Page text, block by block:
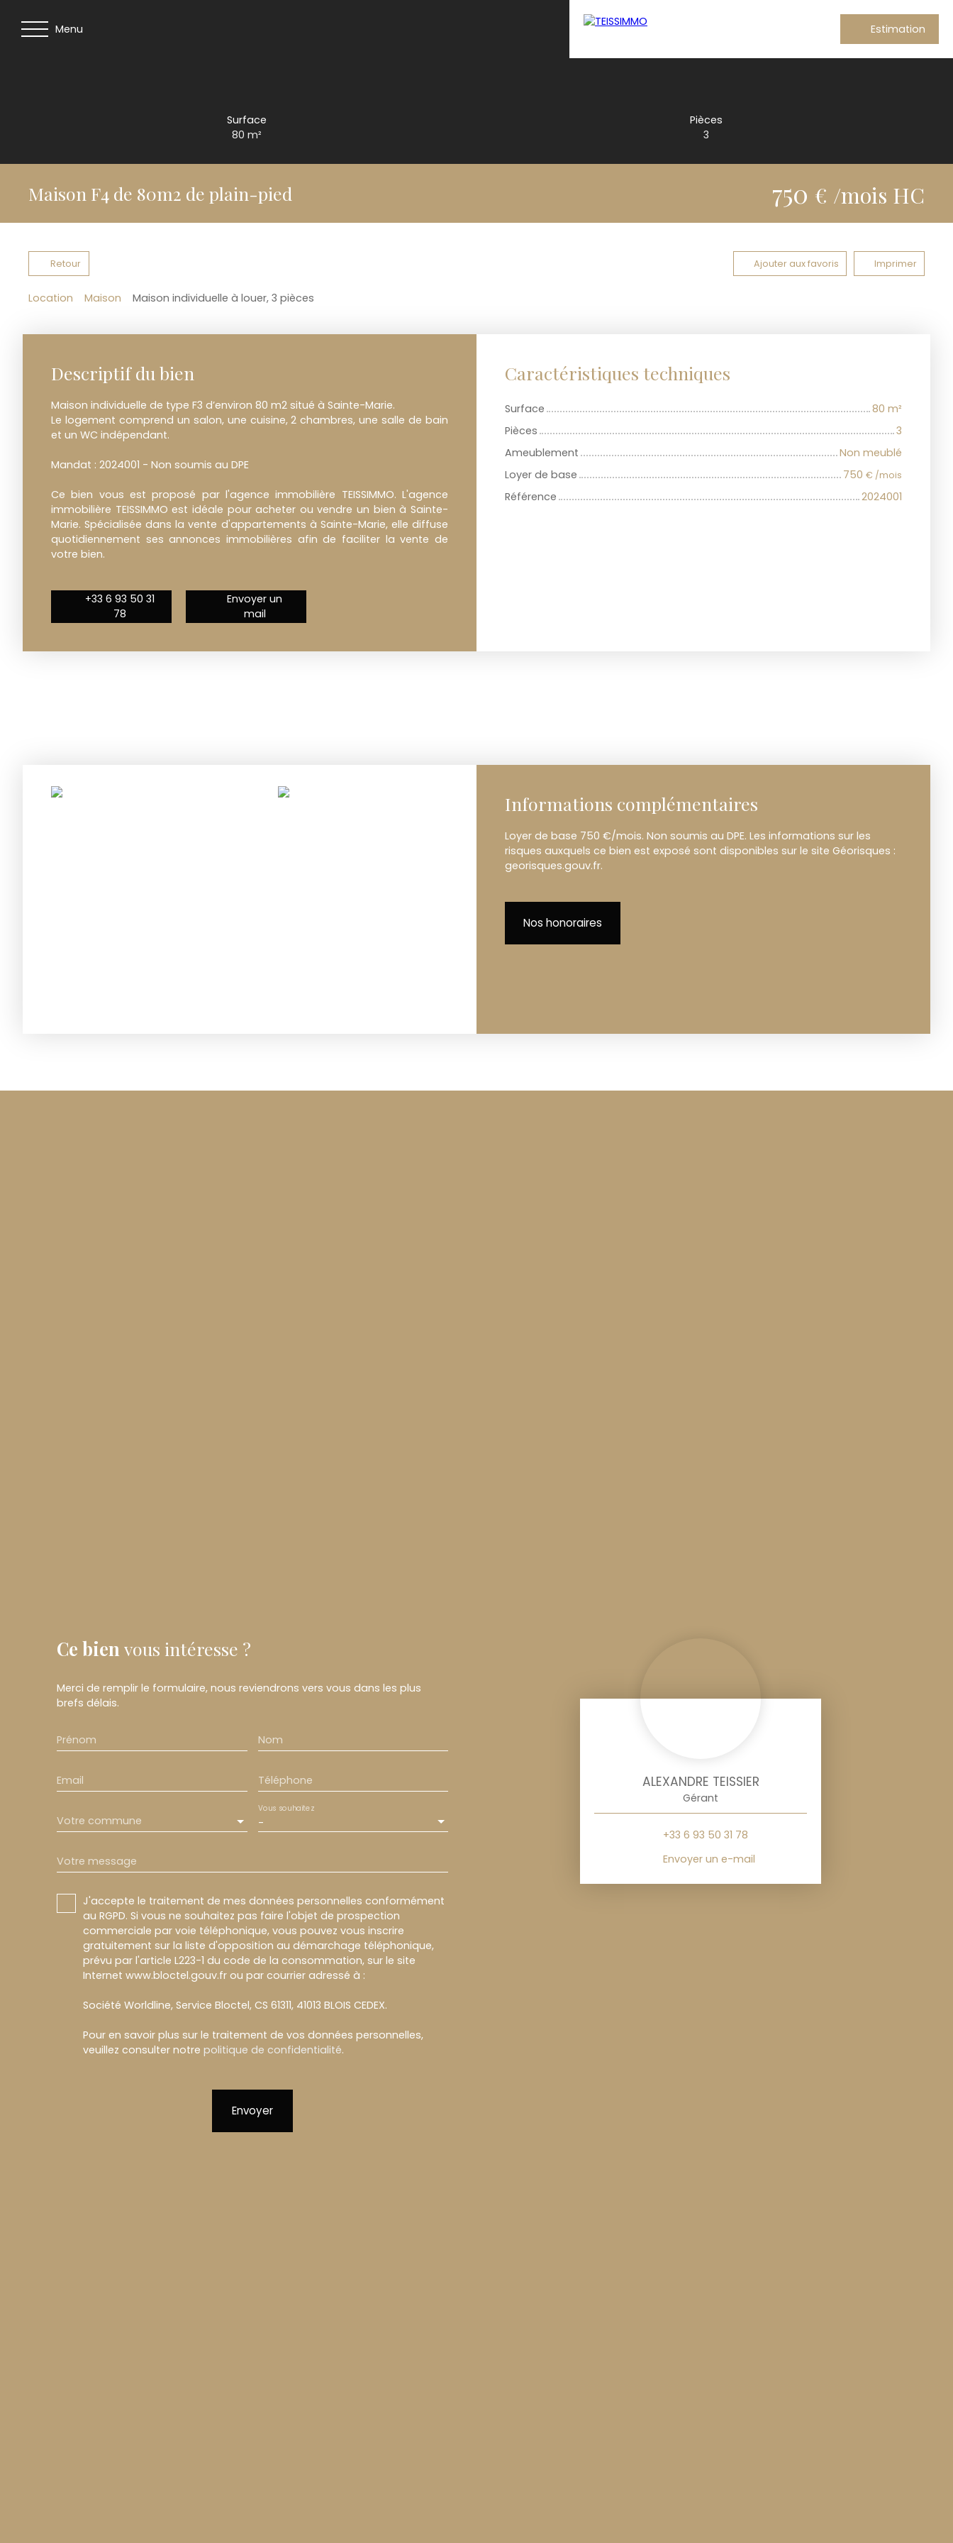
Menu Estimation
Surface
80m²
Pièces
3
Maison F4 de 80m2 de plain-pied 750 € /mois HC
Retour Ajouter aux favoris Imprimer
Location Maison Maison individuelle à louer, 3 pièces
Descriptif du bien
Maison individuelle de type F3 d’environ 80 m2 situé à Sainte-Marie.
Le logement comprend un salon, une cuisine, 2 chambres, une salle de bain
et un WC indépendant.
Mandat : 2024001 - Non soumis au DPE
Ce bien vous est proposé par l'agence immobilière TEISSIMMO. L'agence
immobilière TEISSIMMO est idéale pour acheter ou vendre un bien à Sainte-
Marie. Spécialisée dans la vente d'appartements à Sainte-Marie, elle diffuse
quotidiennement ses annonces immobilières afin de faciliter la vente de
votre bien.
+33 6 93 50 31
78
Envoyer un
mail
Caractéristiques techniques
Surface 80 m²
Pièces
3
Ameublement
Non meublé
Loyer de base
750 € /mois
Référence 2024001
Informations complémentaires
Loyer de base 750 €/mois. Non soumis au DPE. Les informations sur les
risques auxquels ce bien est exposé sont disponibles sur le site Géorisques :
georisques.gouv.fr.
Nos honoraires
Ce bien vous intéresse ?
Merci de remplir le formulaire, nous reviendrons vers vous dans les plus
brefs délais.
Prénom Nom
Email Téléphone
Votre commune -
Vous souhaitez
Votre message
J'accepte le traitement de mes données personnelles conformément
au RGPD. Si vous ne souhaitez pas faire l'objet de prospection
commerciale par voie téléphonique, vous pouvez vous inscrire
gratuitement sur la liste d'opposition au démarchage téléphonique,
prévu par l'article L223-1 du code de la consommation, sur le site
Internet www.bloctel.gouv.fr ou par courrier adressé à :
Société Worldline, Service Bloctel, CS 61311, 41013 BLOIS CEDEX.
Pour en savoir plus sur le traitement de vos données personnelles,
veuillez consulter notre politique de confidentialité.
Envoyer
ALEXANDRE TEISSIER
Gérant
+33 6 93 50 31 78
Envoyer un e-mail